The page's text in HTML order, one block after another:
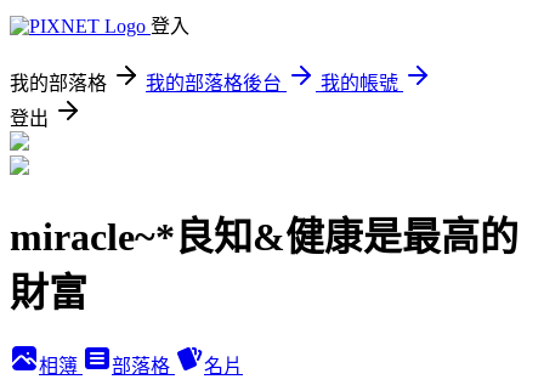
登入
我的部落格 我的部落格後台
我的帳號
登出
miracle~*良知&健康是最高的
財富
相簿 部落格 名片